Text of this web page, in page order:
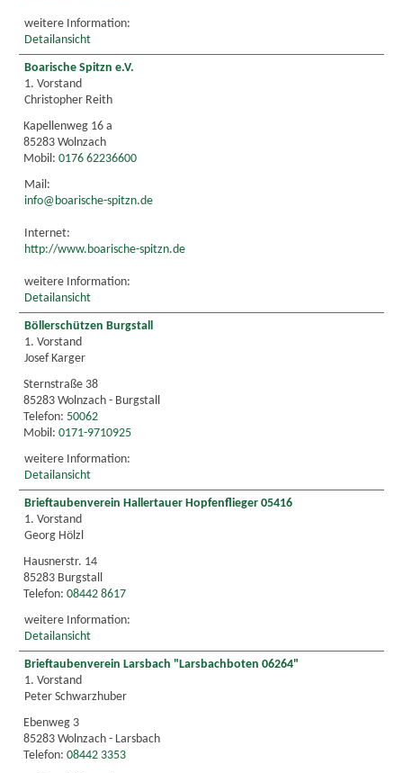
weitere Information:
Detailansicht
Boarische Spitzn e.V.
1. Vorstand
Christopher Reith
Kapellenweg 16 a
85283 Wolnzach
Mobil: 0176 62236600
Mail:
info@boarische-spitzn.de
Internet:
http://www.boarische-spitzn.de
weitere Information:
Detailansicht
Böllerschützen Burgstall
1. Vorstand
Josef Karger
Sternstraße 38
85283 Wolnzach - Burgstall
Telefon: 50062
Mobil: 0171-9710925
weitere Information:
Detailansicht
Brieftaubenverein Hallertauer Hopfenflieger 05416
1. Vorstand
Georg Hölzl
Hausnerstr. 14
85283 Burgstall
Telefon: 08442 8617
weitere Information:
Detailansicht
Brieftaubenverein Larsbach "Larsbachboten 06264"
1. Vorstand
Peter Schwarzhuber
Ebenweg 3
85283 Wolnzach - Larsbach
Telefon: 08442 3353